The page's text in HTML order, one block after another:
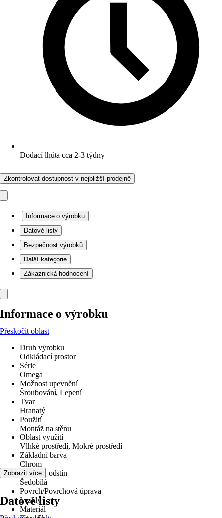
Dodací lhůta cca 2-3 týdny
Zkontrolovat dostupnost v nejbližší prodejně
Informace o výrobku
Datové listy
Bezpečnost výrobků
Další kategorie
Zákaznická hodnocení
Informace o výrobku
Přeskočit oblast
Druh výrobku
Odkládací prostor
Série
Omega
Možnost upevnění
Šroubování, Lepení
Tvar
Hranatý
Použití
Montáž na stěnu
Oblast využití
Vlhké prostředí, Mokré prostředí
Základní barva
Chrom
Barevný odstín
Šedobílá
Povrch/Povrchová úprava
Lesklý
Materiál
Zobrazit více
Datové listy